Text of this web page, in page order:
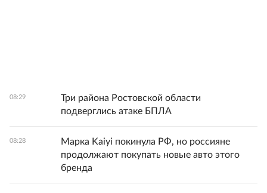
08:29
Три района Ростовской области
подверглись атаке БПЛА
08:28
Марка Kaiyi покинула РФ, но россияне
продолжают покупать новые авто этого
бренда